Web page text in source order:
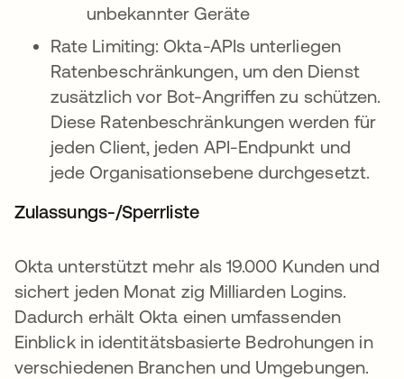
unbekannter Geräte
Rate Limiting: Okta-APIs unterliegen
Ratenbeschränkungen, um den Dienst
zusätzlich vor Bot-Angriffen zu schützen.
Diese Ratenbeschränkungen werden für
jeden Client, jeden API-Endpunkt und
jede Organisationsebene durchgesetzt.
Zulassungs-/Sperrliste
Okta unterstützt mehr als 19.000 Kunden und
sichert jeden Monat zig Milliarden Logins.
Dadurch erhält Okta einen umfassenden
Einblick in identitätsbasierte Bedrohungen in
verschiedenen Branchen und Umgebungen.